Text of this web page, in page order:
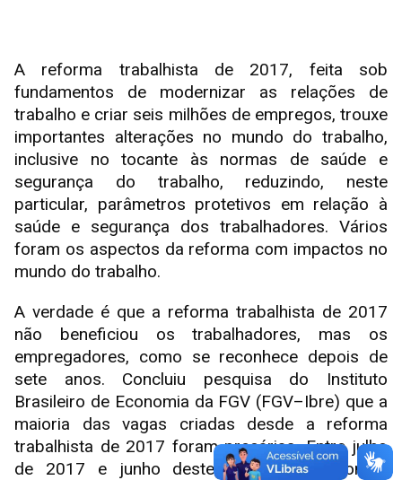
A reforma trabalhista de 2017, feita sob
fundamentos de modernizar as relações de
trabalho e criar seis milhões de empregos, trouxe
importantes alterações no mundo do trabalho,
inclusive no tocante às normas de saúde e
segurança do trabalho, reduzindo, neste
particular, parâmetros protetivos em relação à
saúde e segurança dos trabalhadores. Vários
foram os aspectos da reforma com impactos no
mundo do trabalho.
A verdade é que a reforma trabalhista de 2017
não beneficiou os trabalhadores, mas os
empregadores, como se reconhece depois de
sete anos. Concluiu pesquisa do Instituto
Brasileiro de Economia da FGV (FGV–Ibre) que a
maioria das vagas criadas desde a reforma
trabalhista de 2017 foram precárias. Entre julho
de 2017 e junho deste ano, os autônomos